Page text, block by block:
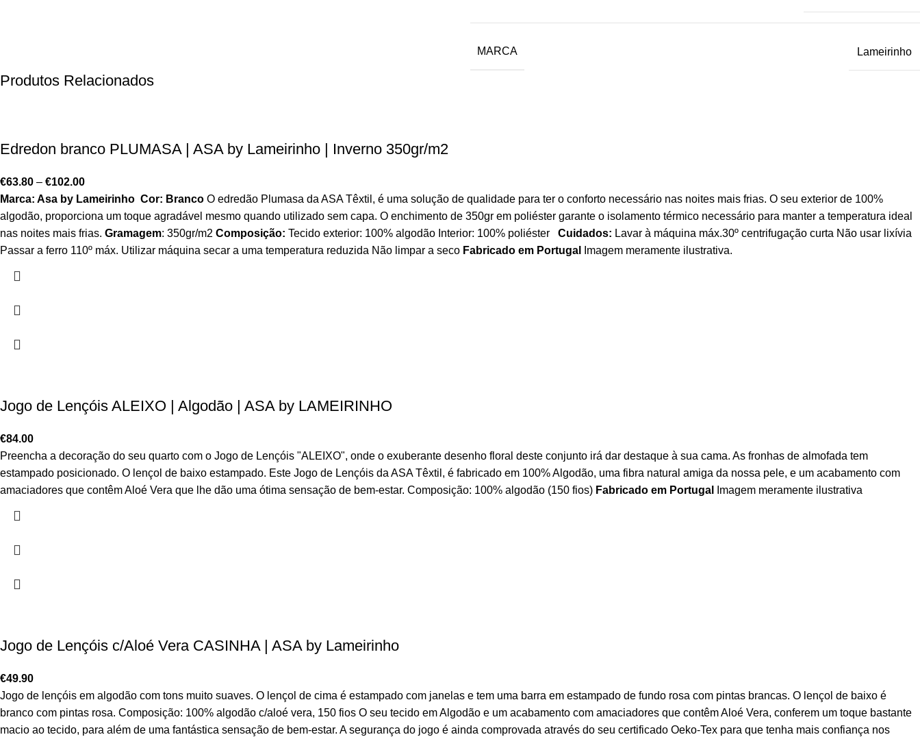
MARCA Lameirinho
Produtos Relacionados
Edredon branco PLUMASA | ASA by Lameirinho | Inverno 350gr/m2
€63.80 – €102.00
Marca: Asa by Lameirinho Cor: Branco O edredão Plumasa da ASA Têxtil, é uma solução de qualidade para ter o conforto necessário nas noites mais frias. O seu exterior de 100%
algodão, proporciona um toque agradável mesmo quando utilizado sem capa. O enchimento de 350gr em poliéster garante o isolamento térmico necessário para manter a temperatura ideal
nas noites mais frias. Gramagem: 350gr/m2 Composição: Tecido exterior: 100% algodão Interior: 100% poliéster Cuidados: Lavar à máquina máx.30º centrifugação curta Não usar lixívia
Passar a ferro 110º máx. Utilizar máquina secar a uma temperatura reduzida Não limpar a seco Fabricado em Portugal Imagem meramente ilustrativa.
Jogo de Lençóis ALEIXO | Algodão | ASA by LAMEIRINHO
€84.00
Preencha a decoração do seu quarto com o Jogo de Lençóis "ALEIXO", onde o exuberante desenho floral deste conjunto irá dar destaque à sua cama. As fronhas de almofada tem
estampado posicionado. O lençol de baixo estampado. Este Jogo de Lençóis da ASA Têxtil, é fabricado em 100% Algodão, uma fibra natural amiga da nossa pele, e um acabamento com
amaciadores que contêm Aloé Vera que lhe dão uma ótima sensação de bem-estar. Composição: 100% algodão (150 fios) Fabricado em Portugal Imagem meramente ilustrativa
Jogo de Lençóis c/Aloé Vera CASINHA | ASA by Lameirinho
€49.90
Jogo de lençóis em algodão com tons muito suaves. O lençol de cima é estampado com janelas e tem uma barra em estampado de fundo rosa com pintas brancas. O lençol de baixo é
branco com pintas rosa. Composição: 100% algodão c/aloé vera, 150 fios O seu tecido em Algodão e um acabamento com amaciadores que contêm Aloé Vera, conferem um toque bastante
macio ao tecido, para além de uma fantástica sensação de bem-estar. A segurança do jogo é ainda comprovada através do seu certificado Oeko-Tex para que tenha mais confiança nos